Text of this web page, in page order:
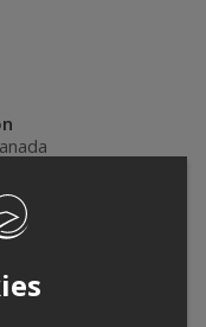
pour